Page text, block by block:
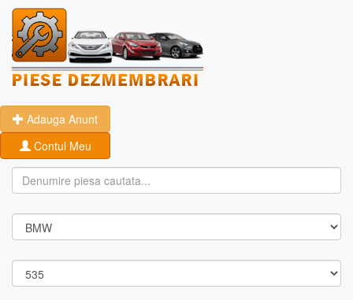
Adauga Anunt
Contul Meu